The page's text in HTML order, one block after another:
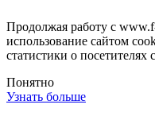
Продолжая работу с
использование сайтом
статистики о посетителях
Понятно
Узнать больше